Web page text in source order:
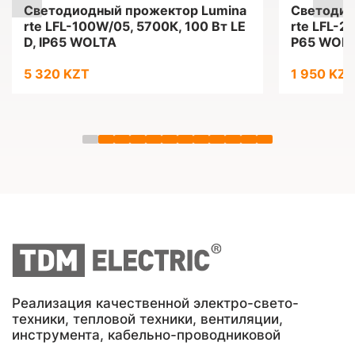
Светодиодный прожектор Lumina
rte LFL-100W/05, 5700К, 100 Вт LE
D, IP65 WOLTA
5 320 KZT
rte LFL-
P65
1 950 KZT
Реализация качественной электро-свето-
техники, тепловой техники, вентиляции,
инструмента, кабельно-проводниковой